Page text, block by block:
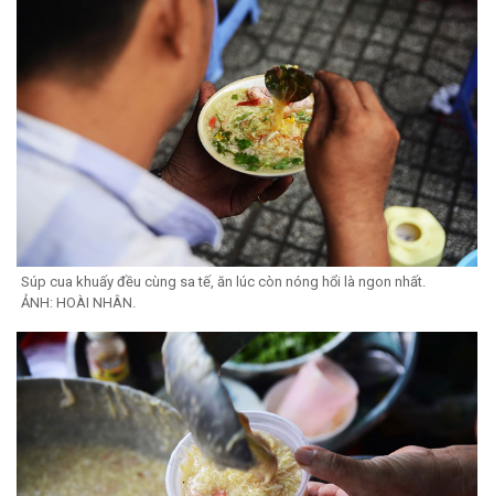
Súp cua khuấy đều cùng sa tế, ăn lúc còn nóng hổi là ngon nhất.
ẢNH: HOÀI NHÂN.